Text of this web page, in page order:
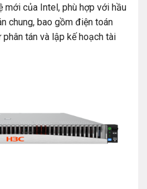
mới của Intel, phù hợp với hầu
chung, bao gồm điện toán
tán và lập kế hoạch tài